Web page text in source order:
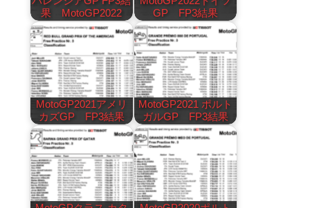
果 MotoGP2022
GP FP3結果
MotoGP2021アメリ
カズGP FP3結果
MotoGP2021 ポルト
ガルGP FP3結果